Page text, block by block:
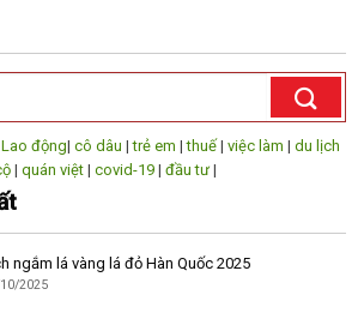
Lao động| cô dâu |trẻ em |thuế | việc làm | du lịch
| quán việt | covid-19 | đầu tư |
ngắm lá vàng lá đỏ Hàn Quốc 2025
2025